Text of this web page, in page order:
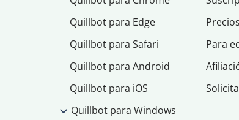
Quillbot para Edge
Quillbot para Safari
Quillbot para Android
Quillbot para iOS
Quillbot para Windows
Precios
Para